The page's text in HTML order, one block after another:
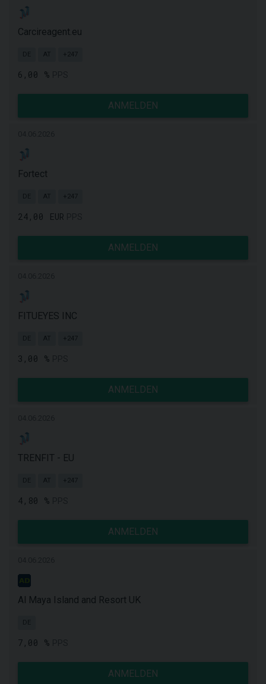
Carcireagent.eu
DE AT +247
6,00 %
ANMELDEN
Fortect
DE AT +247
24,00 EUR
ANMELDEN
FITUEYES INC
DE AT +247
3,00 %
ANMELDEN
TRENFIT - EU
DE AT +247
4,80 %
ANMELDEN
Al Maya Island and Resort UK
DE
7,00 %
ANMELDEN